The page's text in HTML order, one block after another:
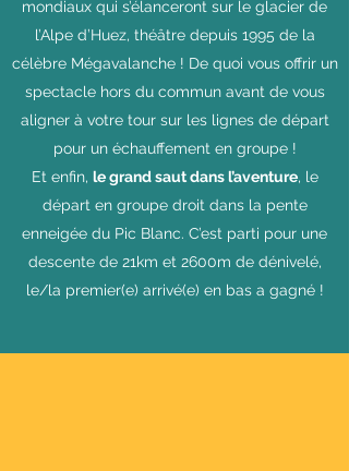
mondiaux qui s’élanceront sur le glacier de
l’Alpe d’Huez, théâtre depuis 1995 de la
célèbre Mégavalanche ! De quoi vous offrir un
spectacle hors du commun avant de vous
aligner à votre tour sur les lignes de départ
pour un échauffement en groupe !
Et enfin, le grand saut dans l’aventure, le
départ en groupe droit dans la pente
enneigée du Pic Blanc. C’est parti pour une
descente de 21km et 2600m de dénivelé,
le/la premier(e) arrivé(e) en bas a gagné !